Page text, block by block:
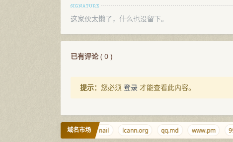
这家伙太懒了，什么也没留下。
已有评论( 0 )
提示： 您必须 登录 才能查看此内容。
域名市场
domain.email lcann.org qq.md www.pm